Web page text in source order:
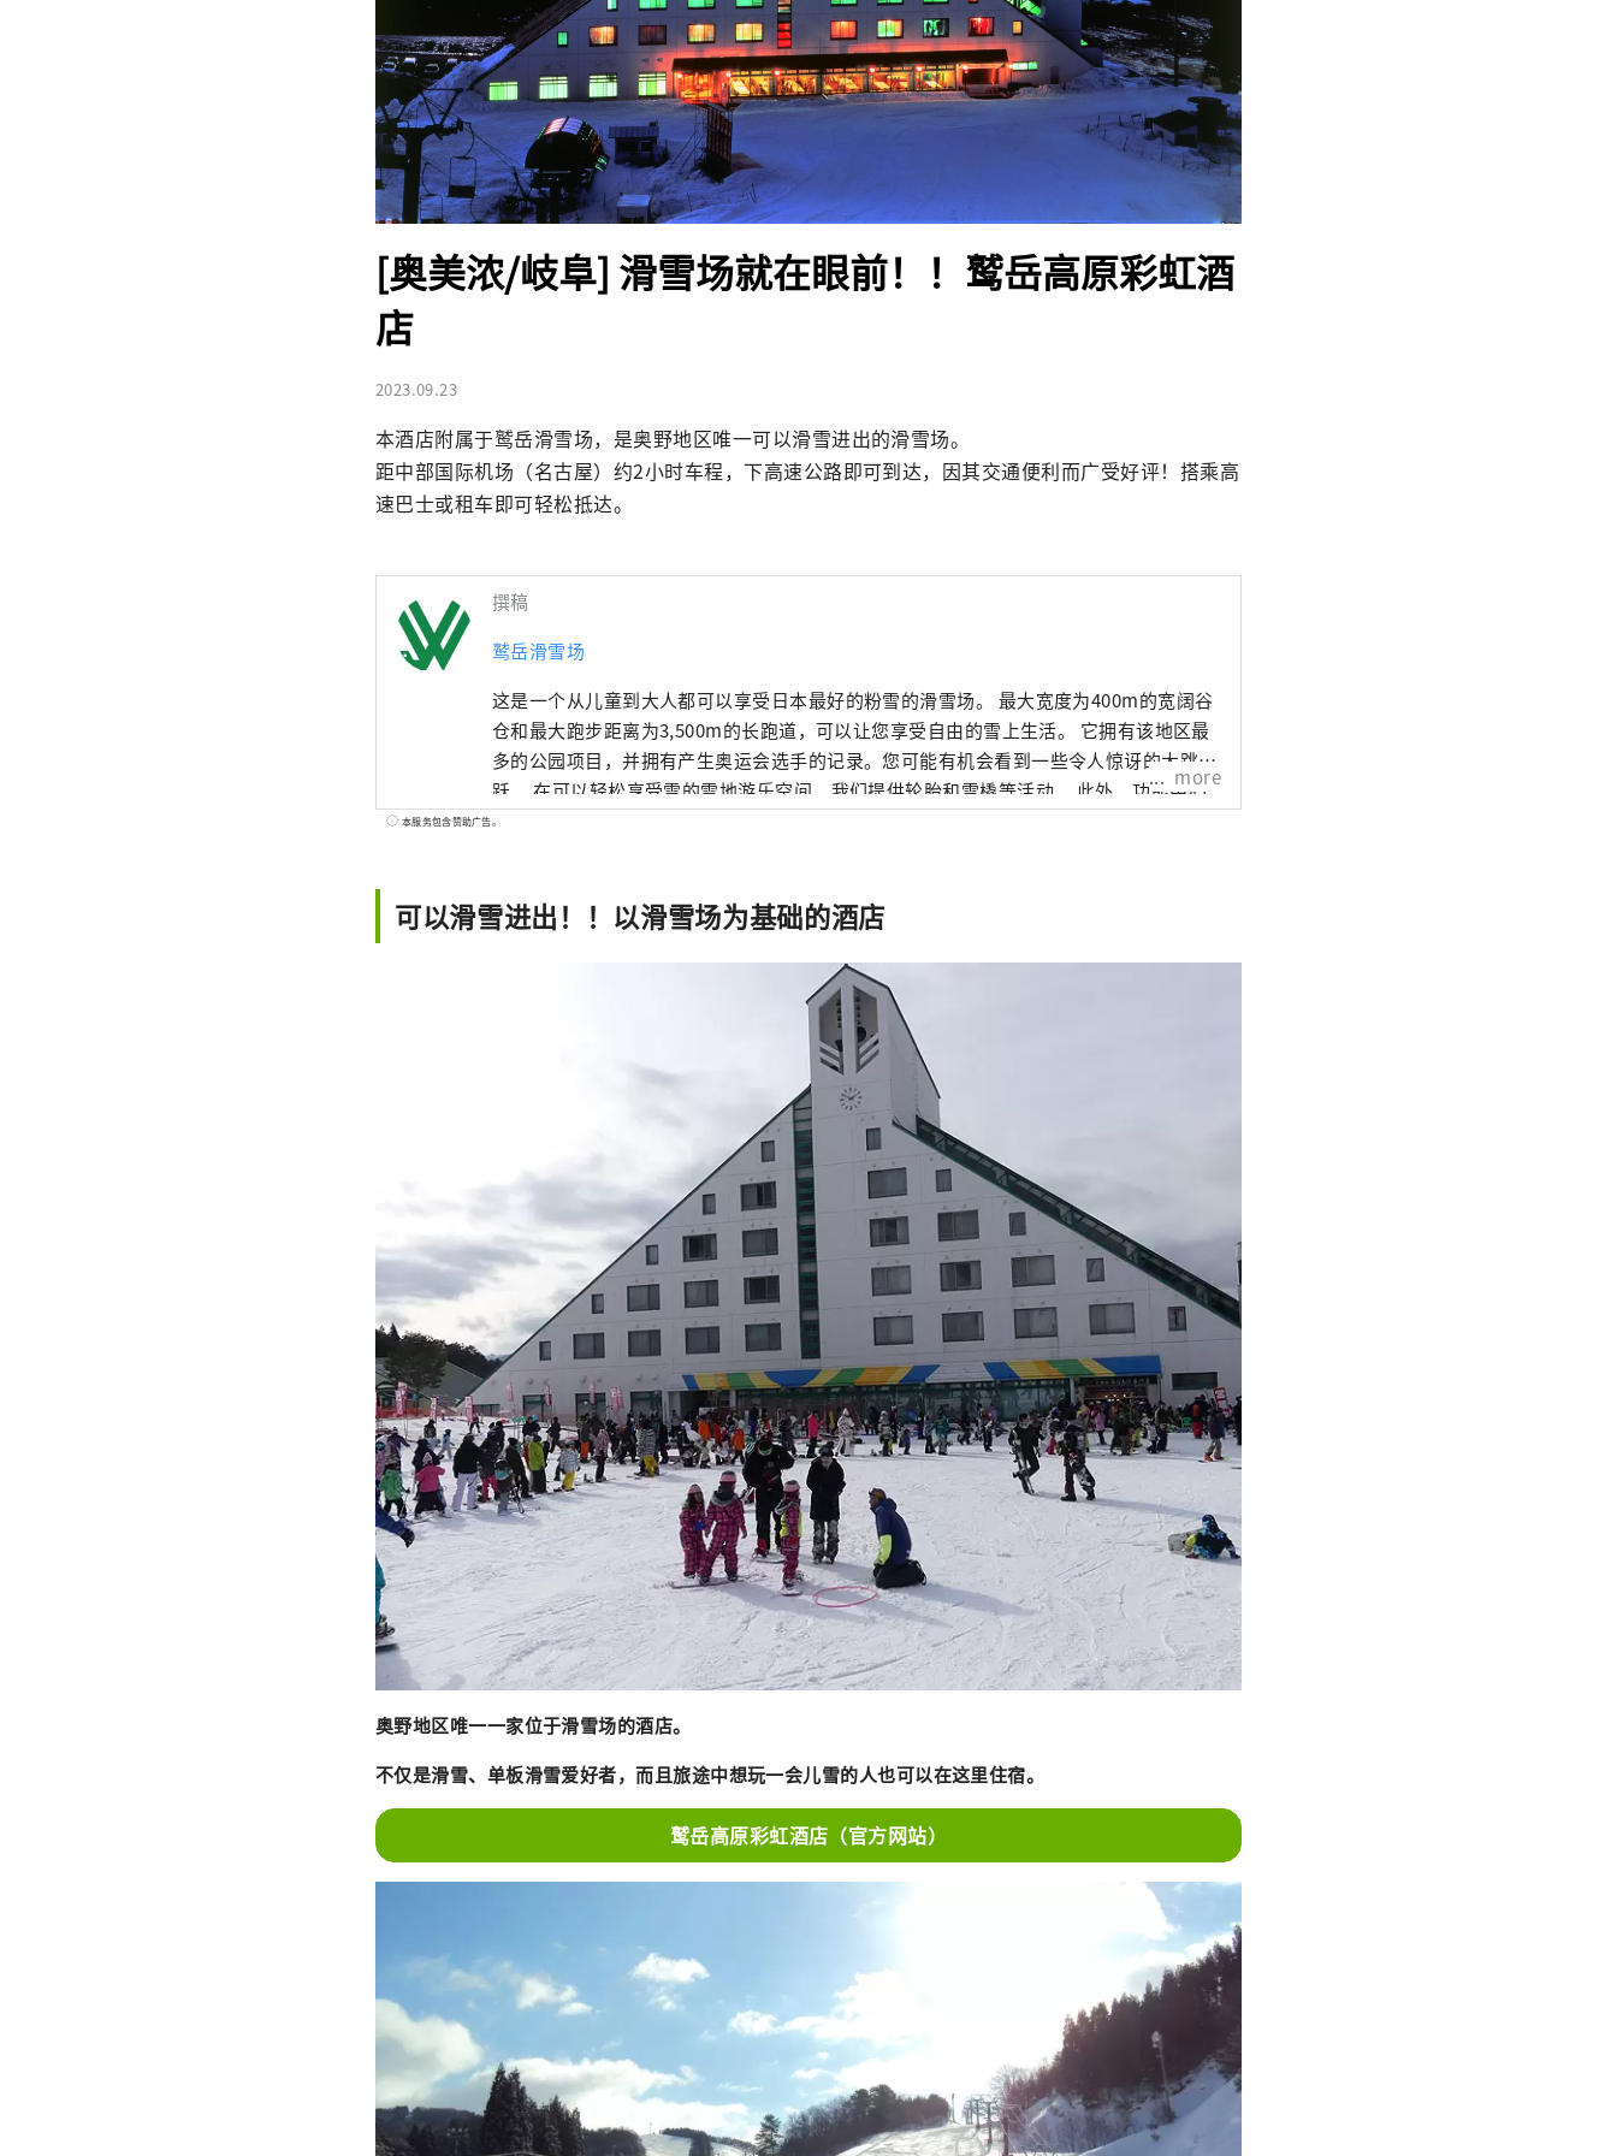
[奥美浓/岐阜] 滑雪场就在眼前！！鹫岳高原彩虹酒
店
2023.09.23
本酒店附属于鹫岳滑雪场，是奥野地区唯一可以滑雪进出的滑雪场。
距中部国际机场（名古屋）约2小时车程，下高速公路即可到达，因其交通便利而广受好评！搭乘高
速巴士或租车即可轻松抵达。
撰稿
鹫岳滑雪场
这是一个从儿童到大人都可以享受日本最好的粉雪的滑雪场。 最大宽度为400m的宽阔谷
仓和最大跑步距离为3,500m的长跑道，可以让您享受自由的雪上生活。 它拥有该地区最
多的公园项目，并拥有产生奥运会选手的记录。您可能有机会看到一些令人惊讶的大跳
跃。 在可以轻松享受雪的雪地游乐空间，我们提供轮胎和雪橇等活动。 此外，功能中心
住宅还配有餐厅、出租屋、商店和一个名为“和之汤”的大型公共浴室。我们承诺便捷、
more
本服务包含赞助广告。
可以滑雪进出！！以滑雪场为基础的酒店
奥野地区唯一一家位于滑雪场的酒店。
不仅是滑雪、单板滑雪爱好者，而且旅途中想玩一会儿雪的人也可以在这里住宿。
鹫岳高原彩虹酒店（官方网站）